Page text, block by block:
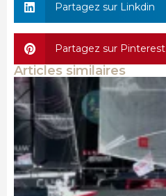
Partagez sur Linkdin
Partagez sur Pinterest
Articles similaires